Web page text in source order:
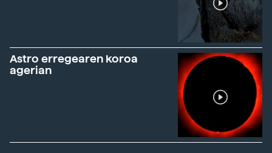
Astro erregearen koroa
agerian